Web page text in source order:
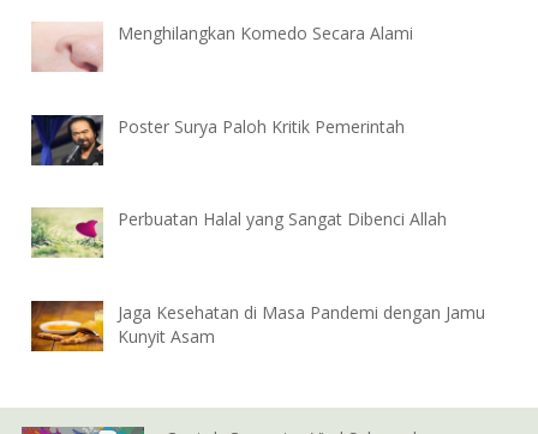
Menghilangkan Komedo Secara Alami
Poster Surya Paloh Kritik Pemerintah
Perbuatan Halal yang Sangat Dibenci Allah
Jaga Kesehatan di Masa Pandemi dengan Jamu
Kunyit Asam